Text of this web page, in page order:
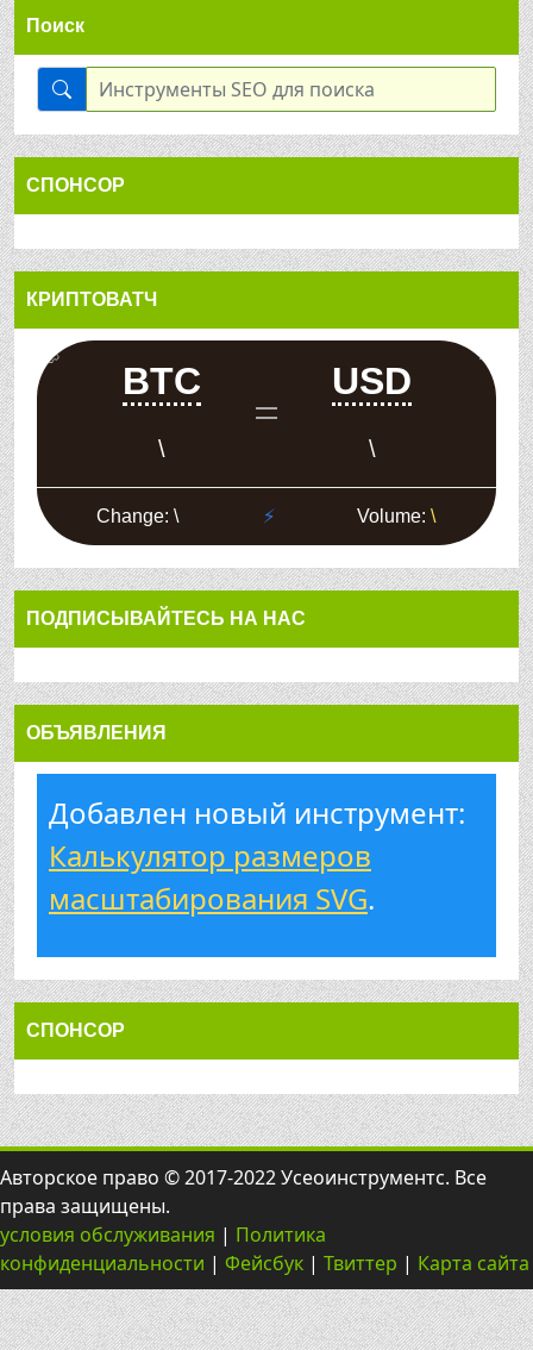
Поиск
СПОНСОР
КРИПТОВАТЧ
ПОДПИСЫВАЙТЕСЬ НА НАС
ОБЪЯВЛЕНИЯ
Добавлен новый инструмент:
Калькулятор размеров
масштабирования SVG.
СПОНСОР
Авторское право © 2017-2022 Усеоинструментс. Все
права защищены.
условия обслуживания | Политика
конфиденциальности | Фейсбук | Твиттер | Карта сайта